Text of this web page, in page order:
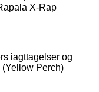
X-Rap
iagttagelser og
Perch)